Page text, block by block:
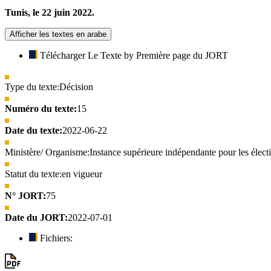
Tunis, le 22 juin 2022.
Afficher les textes en arabe
Télécharger Le Texte by Première page du JORT
Type du texte:Décision
Numéro du texte:15
Date du texte:2022-06-22
Ministère/ Organisme:Instance supérieure indépendante pour les
Statut du texte:en vigueur
N° JORT:75
Date du JORT:2022-07-01
Fichiers: